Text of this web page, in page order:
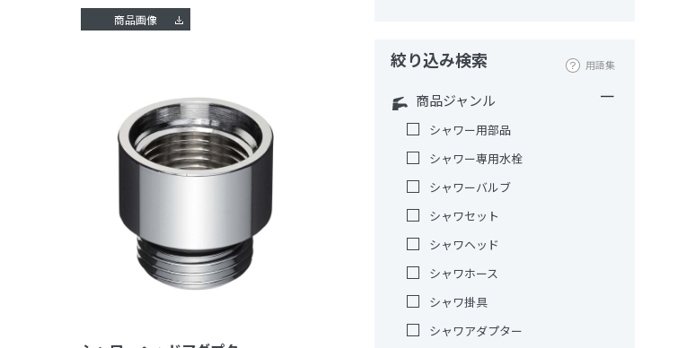
商品画像
絞り込み検索 用語集
商品ジャンル
シャワー用部品
シャワー専用水栓
シャワーバルブ
シャワセット
シャワヘッド
シャワホース
シャワ掛具
シャワアダプター